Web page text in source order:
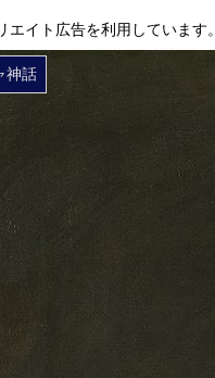
エイト広告を利用しています。
神話